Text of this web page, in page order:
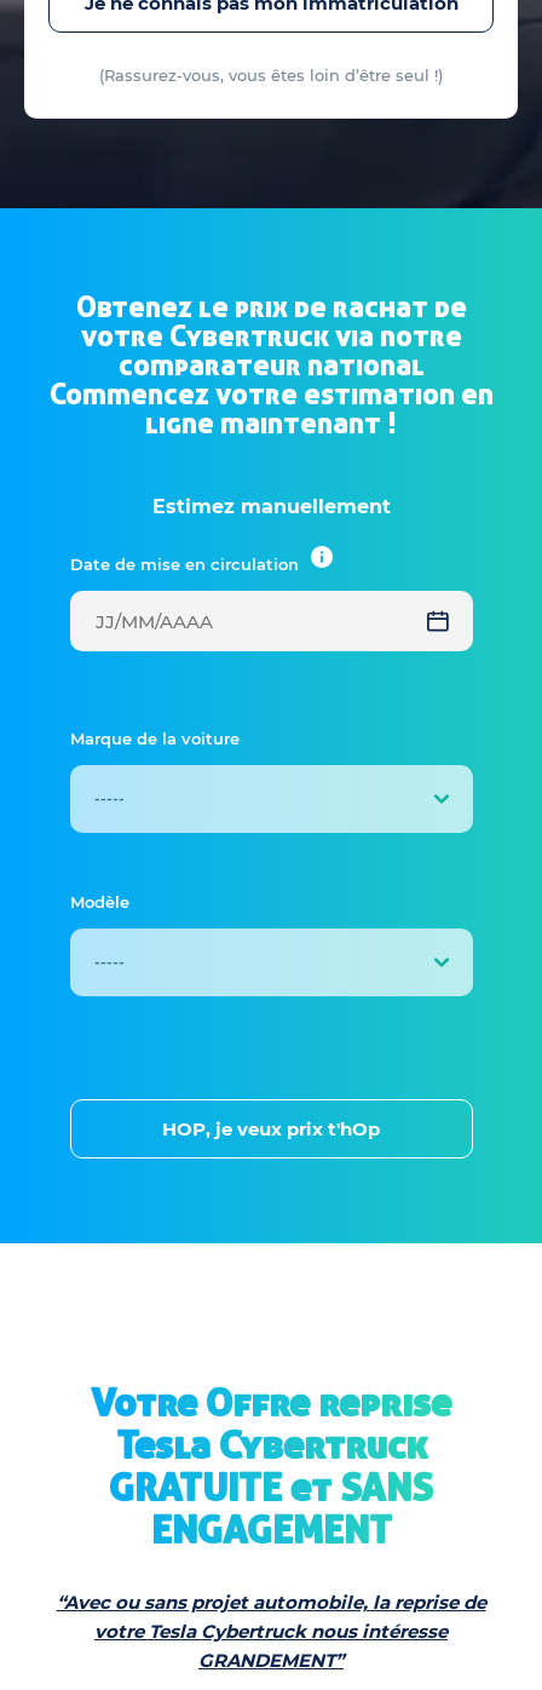
(Rassurez-vous, vous êtes loin d’être seul !)
Obtenez le prix de rachat de
votre Cybertruck via notre
comparateur national
Commencez votre estimation en
ligne maintenant !
Estimez manuellement
Date de mise en circulation
Marque de la voiture
Modèle
HOP, je veux prix t'hOp
Votre Offre reprise
Tesla Cybertruck
GRATUITE et SANS
ENGAGEMENT
“Avec ou sans projet automobile, la reprise de
votre Tesla Cybertruck nous intéresse
GRANDEMENT”